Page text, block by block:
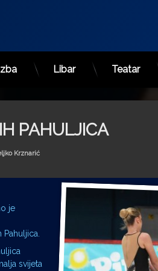
Libar Teatar
PAHULJICA
Krznarić
je
svijeta